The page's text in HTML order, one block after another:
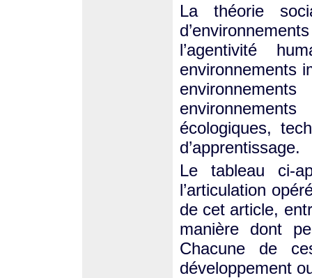
La théorie
l’agentivité
environnements
écologiques,
d’apprentissage.
Le tableau ci-
l’articulation
de cet article,
manière dont
Chacune de
développement